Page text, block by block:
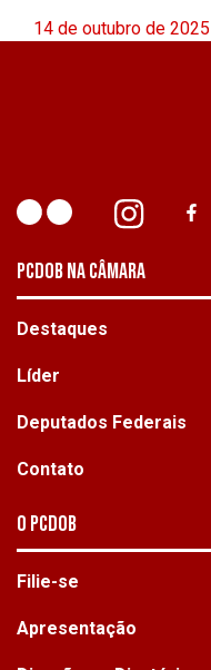
14 de outubro de 2025
PCDOB NA CÂMARA
Destaques
Líder
Deputados Federais
Contato
O PCdoB
Filie-se
Apresentação